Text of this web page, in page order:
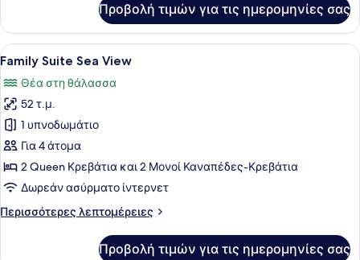
Suite
Sea
View
Προβολή τιμών για τις ημερομηνίες σας
Προβολή
όλων
των
φωτογραφιών
για
Family
Suite
Sea
Ένα μοντέρνο σαλόνι με
10
Family Suite Sea View
Θέα στη θάλασσα
52 τ.μ.
1 υπνοδωμάτιο
Για 4 άτομα
2 Queen Κρεβάτια και 2 Μονοί Καναπέδες-Κρεβάτια
Δωρεάν ασύρματο ίντερνετ
Περισσότερες λεπτομέρειες
Περισσότερες
Προβολή τιμών για τις ημερομηνίες σας